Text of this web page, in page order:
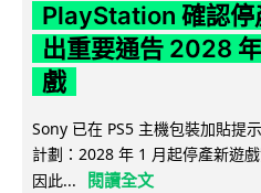
PlayStation 確認停
出重要通告 2028
戲
Sony 已在 PS5 主機包裝加貼提
計劃：2028 年 1 月起停產新遊
因此...
閱讀全文